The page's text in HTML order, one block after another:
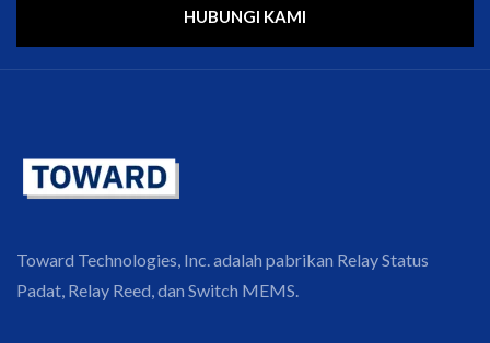
HUBUNGI KAMI
Toward Technologies, Inc. adalah pabrikan Relay Status
Padat, Relay Reed, dan Switch MEMS.